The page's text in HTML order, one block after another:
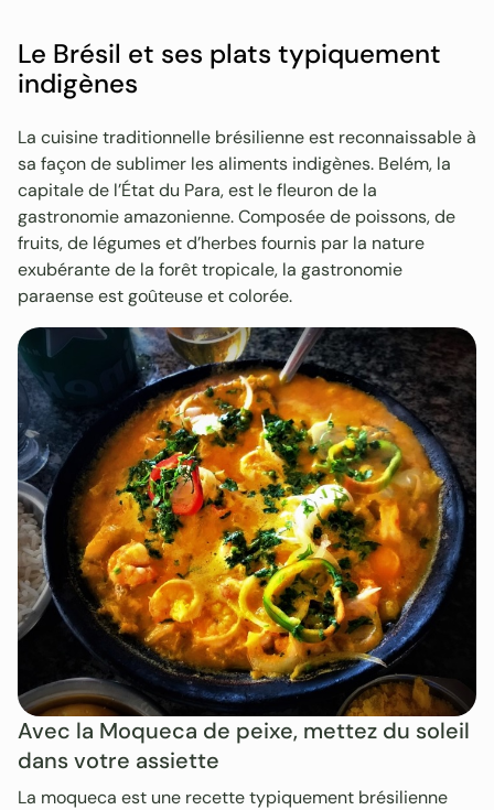
Le Brésil et ses plats typiquement
indigènes
La cuisine traditionnelle brésilienne est reconnaissable à
sa façon de sublimer les aliments indigènes. Belém, la
capitale de l’État du Para, est le fleuron de la
gastronomie amazonienne. Composée de poissons, de
fruits, de légumes et d’herbes fournis par la nature
exubérante de la forêt tropicale, la gastronomie
paraense est goûteuse et colorée.
Avec la Moqueca de peixe, mettez du soleil
dans votre assiette
La moqueca est une recette typiquement brésilienne